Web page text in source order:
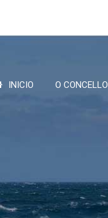
INICIO O CONCELLO